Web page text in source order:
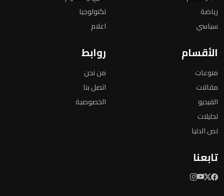
رياضة
سياسي
تكنولوجيا
اعلام
الأقسام
منوعات
مقالات
الفيديو
تحليلات
نص الدنيا
روابط
من نحن
اتصل بنا
الخصوصية
تابعنا